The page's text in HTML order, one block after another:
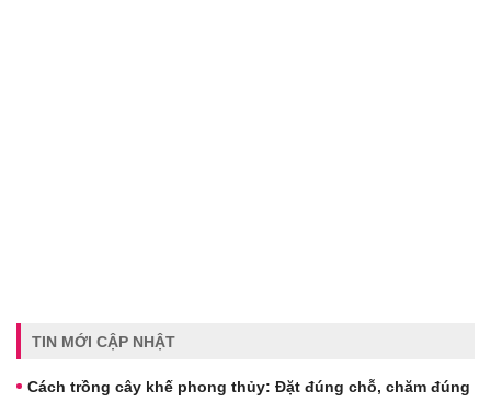
TIN MỚI CẬP NHẬT
Cách trồng cây khế phong thủy: Đặt đúng chỗ, chăm đúng